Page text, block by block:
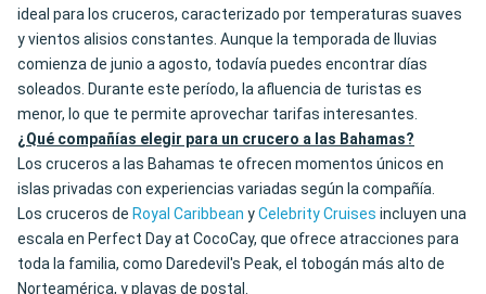
ideal para los cruceros, caracterizado por temperaturas suaves
y vientos alisios constantes. Aunque la temporada de lluvias
comienza de junio a agosto, todavía puedes encontrar días
soleados. Durante este período, la afluencia de turistas es
menor, lo que te permite aprovechar tarifas interesantes.
¿Qué compañías elegir para un crucero a las Bahamas?
Los cruceros a las Bahamas te ofrecen momentos únicos en
islas privadas con experiencias variadas según la compañía.
Los cruceros de Royal Caribbean yCelebrity Cruises incluyen una
escala en Perfect Day at CocoCay, que ofrece atracciones para
toda la familia, como Daredevil's Peak, el tobogán más alto de
Norteamérica, y playas de postal.